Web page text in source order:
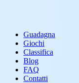
Guadagna
Giochi
Classifica
Blog
FAQ
Contatti